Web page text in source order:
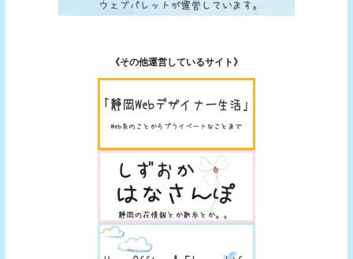
《その他運営しているサイト》